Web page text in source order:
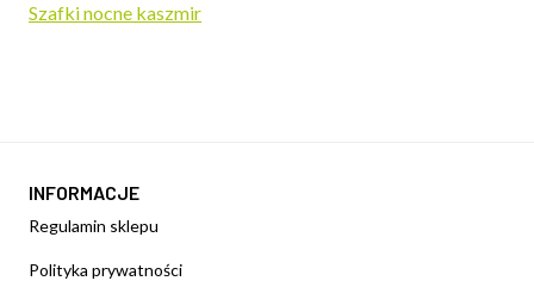
Szafki nocne kaszmir
INFORMACJE
Regulamin sklepu
Polityka prywatności